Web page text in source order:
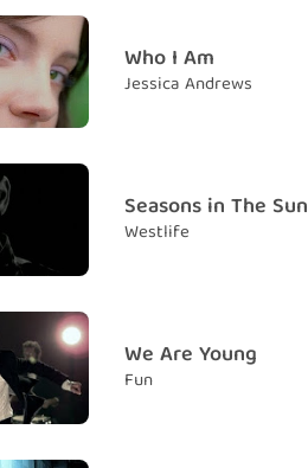
obnoxious
một mớ hỗn độn
make me nauseous
khiến tôi buồn nôn
classy
sang chảnh
is trashy
là thứ rác rưởi
or am I kinda right?
không, hay tôi chẳng còn tỉnh táo?
does anybody
mình tôi, hay còn một ai khác nữa
that I feel?
Who I Am
Jessica Andrews
Seasons in The Sun
Westlife
We Are Young
Fun